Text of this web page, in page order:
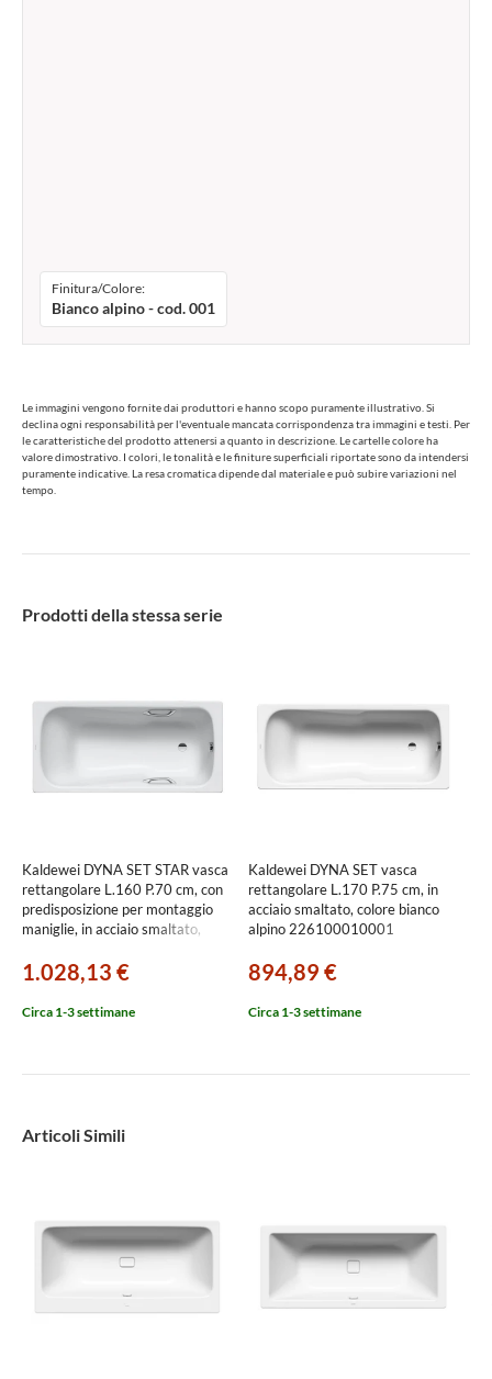
Finitura/Colore:
Bianco alpino - cod. 001
Le immagini vengono fornite dai produttori e hanno scopo puramente illustrativo. Si
declina ogni responsabilità per l'eventuale mancata corrispondenza tra immagini e testi. Per
le caratteristiche del prodotto attenersi a quanto in descrizione. Le cartelle colore ha
valore dimostrativo. I colori, le tonalità e le finiture superficiali riportate sono da intendersi
puramente indicative. La resa cromatica dipende dal materiale e può subire variazioni nel
tempo.
Prodotti della stessa serie
Kaldewei DYNA SET STAR vasca
rettangolare L.160 P.70 cm, con
predisposizione per montaggio
maniglie, in acciaio smaltato,
226900010001
1.028,13 €
Circa 1-3 settimane
Kaldewei DYNA SET vasca
rettangolare L.170 P.75 cm, in
acciaio smaltato, colore bianco
alpino 226100010001
894,89 €
Circa 1-3 settimane
Articoli Simili